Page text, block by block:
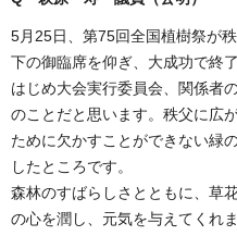
5月25日、第75回全国植樹祭が
下の御臨席を仰ぎ、大成功で終
はじめ大会実行委員会、関係者
のことだと思います。秩父に広
ために欠かすことができない緑
したところです。
森林のすばらしさとともに、草
の心を潤し、元気を与えてくれ